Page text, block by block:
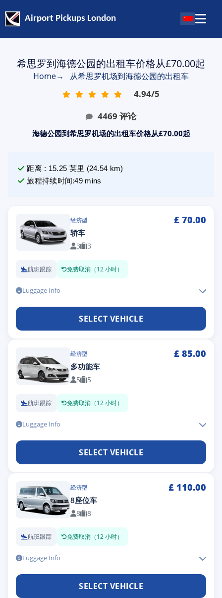
Airport Pickups London
希思罗到海德公园的出租车价格从£70.00起
Home→ 从希思罗机场到海德公园的出租车
4.94/5
4469 评论
海德公园到希思罗机场的出租车价格从£70.00起
距离: 15.25 英里 (24.54 km)
旅程持续时间:49 mins
经济型 £ 70.00
轿车
3 3
航班跟踪 免费取消（12 小时）
Luggage Info
SELECT VEHICLE
经济型 £ 85.00
多功能车
5 5
航班跟踪 免费取消（12 小时）
Luggage Info
SELECT VEHICLE
经济型 £ 110.00
8座位车
8 8
航班跟踪 免费取消（12 小时）
Luggage Info
SELECT VEHICLE